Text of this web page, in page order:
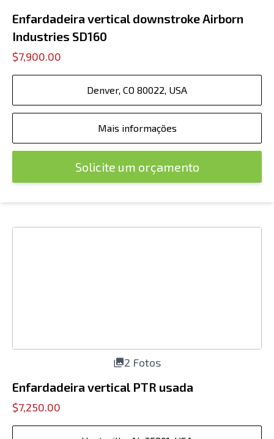
Enfardadeira vertical downstroke Airborn
Industries SD160
$7,900.00
Denver, CO 80022, USA
Mais informações
Solicite um orçamento
2 Fotos
Enfardadeira vertical PTR usada
$7,250.00